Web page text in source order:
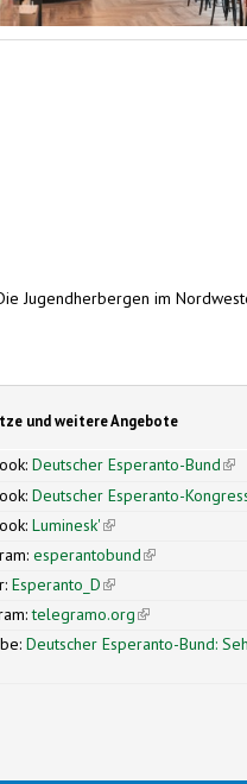
Jugendherbergen im
und weitere Angebote
Deutscher Esperanto-Bund
Deutscher Esperanto-
Luminesk'(link is external)
esperantobund(link is external)
Esperanto_D(link is external)
telegramo.org(link is external)
Deutscher Esperanto-Bund: